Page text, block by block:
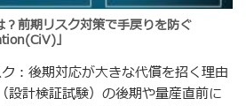
前期リスク対策で手戻りを防ぐ
」
：後期対応が大きな代償を招く理由
設計検証試験）の後期や量産直前に